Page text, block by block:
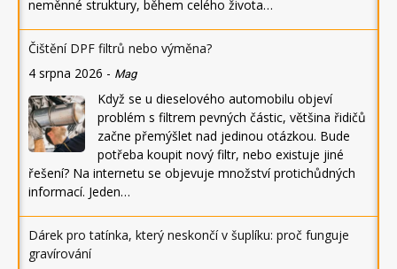
neměnné struktury, během celého života…
Čištění DPF filtrů nebo výměna?
4 srpna 2026 - Mag
Když se u dieselového automobilu objeví
problém s filtrem pevných částic, většina řidičů
začne přemýšlet nad jedinou otázkou. Bude
potřeba koupit nový filtr, nebo existuje jiné
řešení? Na internetu se objevuje množství protichůdných
informací. Jeden…
Dárek pro tatínka, který neskončí v šuplíku: proč funguje
gravírování